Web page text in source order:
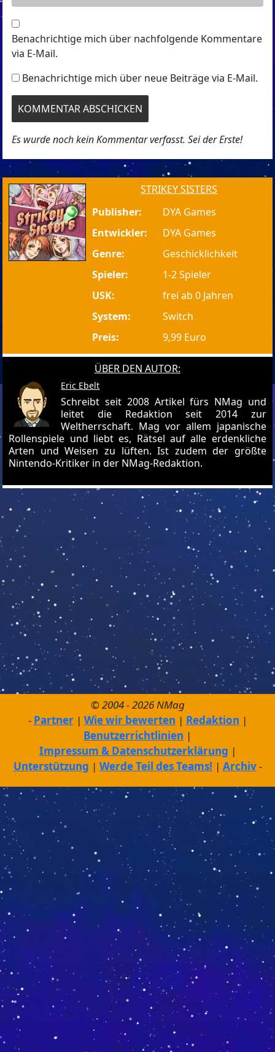
Benachrichtige mich über nachfolgende Kommentare
via E-Mail.
Benachrichtige mich über neue Beiträge via E-Mail.
Es wurde noch kein Kommentar verfasst. Sei der Erste!
STRIKEY SISTERS
Publisher:
DYA Games
Entwickler:
DYA Games
Genre:
Geschicklichkeit
Spieler:
1-2 Spieler
USK:
frei ab 0 Jahren
System:
Switch
Preis:
9,99 Euro
ÜBER DEN AUTOR:
Eric Ebelt
Schreibt seit 2008 Artikel fürs NMag und
leitet die Redaktion seit 2014 zur
Weltherrschaft. Mag vor allem japanische
Rollenspiele und liebt es, Rätsel auf alle erdenkliche
Arten und Weisen zu lüften. Ist zudem der größte
Nintendo-Kritiker in der NMag-Redaktion.
© 2004 - 2026 NMag
Partner
Wie wir bewerten
Redaktion
Benutzerrichtlinien
Impressum & Datenschutzerklärung
Unterstützung
Werde Teil des Teams! Archiv